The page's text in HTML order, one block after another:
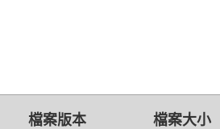
檔案版本 檔案大小